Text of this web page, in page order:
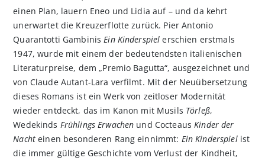
einen Plan, lauern Eneo und Lidia auf – und da kehrt
unerwartet die Kreuzerflotte zurück. Pier Antonio
Quarantotti GambinisEin Kinderspiel erschien erstmals
1947, wurde mit einem der bedeutendsten italienischen
Literaturpreise, dem „Premio Bagutta“, ausgezeichnet und
von Claude Autant-Lara verfilmt. Mit der Neuübersetzung
dieses Romans ist ein Werk von zeitloser Modernität
wieder entdeckt, das im Kanon mit Musils Törleß,
Wedekinds Frühlings Erwachen und CocteausKinder der
Nachteinen besonderen Rang einnimmt: Ein Kinderspielist
die immer gültige Geschichte vom Verlust der Kindheit,